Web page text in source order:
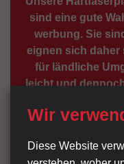
sind eine gute
werbung. Sie
eignen sich daher
für ländliche
leicht und
professionelle
Wir
Diese Website